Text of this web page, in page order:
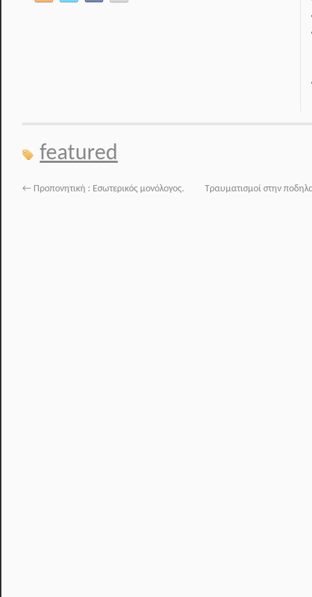
featured
← Προπονητική : Εσωτερικός μονόλογος. Τραυματισμοί στην